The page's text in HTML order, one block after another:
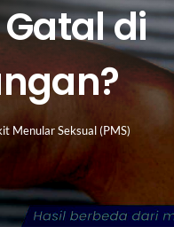
di
Menular Seksual (PMS)